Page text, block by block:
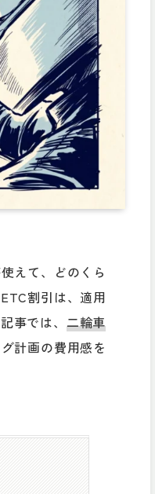
えて、どのくら
割引は、適用
事では、 二輪車
計画の費用感を